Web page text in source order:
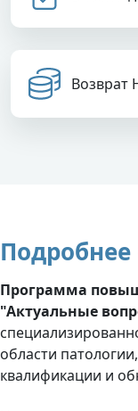
Возврат
Подробнее
Программа
"Актуальные
области
квалификации и